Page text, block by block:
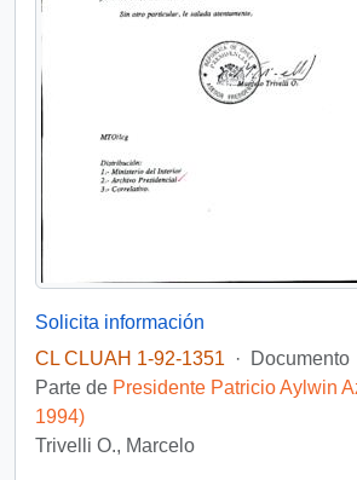
Solicita información
CL CLUAH 1-92-1351
· Documento
Parte de Presidente Patricio Aylwin
1994)
Trivelli O., Marcelo